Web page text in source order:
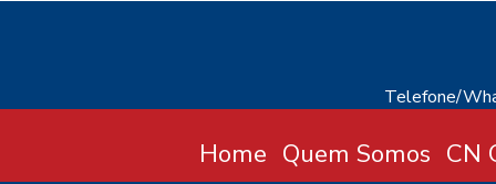
Telefone/
Home Quem Somos CN